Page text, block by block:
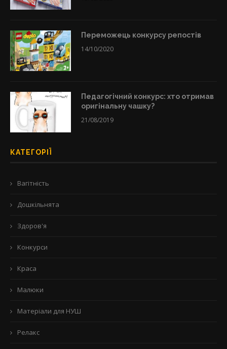
Переможець конкурсу репостів
14/10/2020
Педагогічний конкурс: хто отримав
оригінальну чашку?
21/08/2019
КАТЕГОРІЇ
Вагітність
Дошкільнята
Здоров'я
Конкурси
Краса
Малюки
Матеріали для НУШ
Релакс